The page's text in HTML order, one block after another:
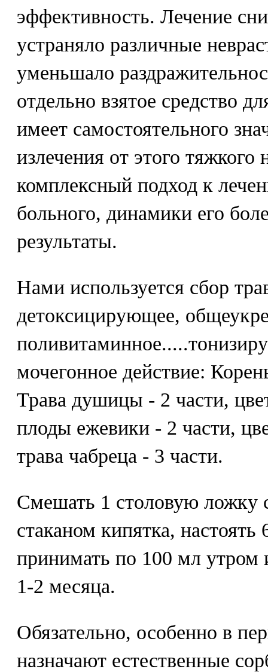
эффективность. Лечение
устраняло различные
уменьшало
отдельно взятое средство
имеет самостоятельного
излечения от этого
комплексный подход к
больного, динамики его
результаты.
Нами используется сбор
детоксицирующее,
мочегонное действие:
Трава душицы - 2 части,
плоды ежевики - 2 части,
трава чабреца - 3 части.
Смешать 1 столовую ложку
стаканом кипятка,
принимать по 100 мл утром
1-2 месяца.
Обязательно, особенно в
назначают естественные